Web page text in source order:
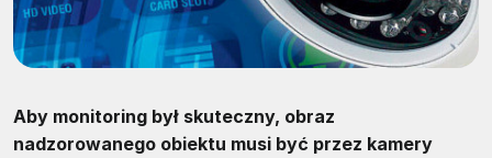
Aby monitoring był skuteczny, obraz
nadzorowanego obiektu musi być przez kamery